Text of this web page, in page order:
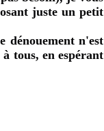
juste un petit
dénouement n'est
tous, en espérant